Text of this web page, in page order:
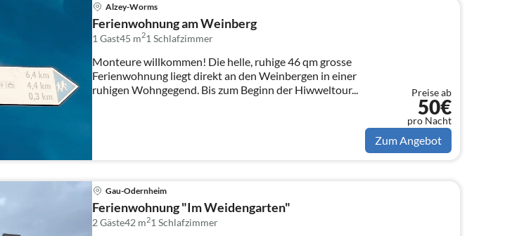
Alzey-Worms
Ferienwohnung am Weinberg
1 Gast45 m21Schlafzimmer
Monteure willkommen! Die helle, ruhige 46 qm grosse
Ferienwohnung liegt direkt an den Weinbergen in einer
ruhigen Wohngegend. Bis zum Beginn der Hiwweltour...
Preise ab
50€
pro Nacht
Zum Angebot
Gau-Odernheim
Ferienwohnung "Im Weidengarten"
2 Gäste42 m21Schlafzimmer